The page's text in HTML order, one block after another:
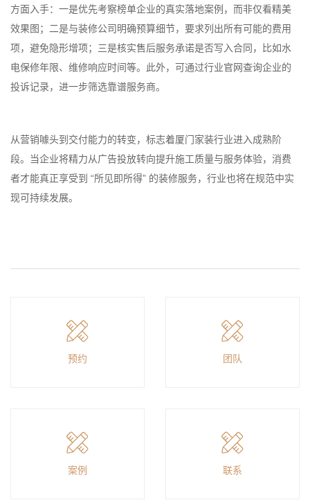
方面入手：一是优先考察榜单企业的真实落地案例，而非仅看精美
效果图；二是与装修公司明确预算细节，要求列出所有可能的费用
项，避免隐形增项；三是核实售后服务承诺是否写入合同，比如水
电保修年限、维修响应时间等。此外，可通过行业官网查询企业的
投诉记录，进一步筛选靠谱服务商。
从营销噱头到交付能力的转变，标志着厦门家装行业进入成熟阶
段。当企业将精力从广告投放转向提升施工质量与服务体验，消费
者才能真正享受到 “所见即所得” 的装修服务，行业也将在规范中实
现可持续发展。
预约 团队
案例 联系